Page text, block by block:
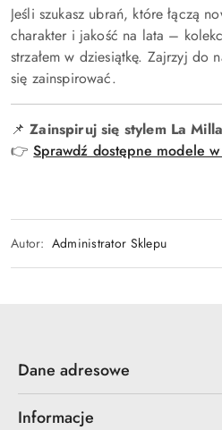
Jeśli szukasz ubrań, które łączą
charakter i jakość na lata –
strzałem w dziesiątkę. Zajrzyj do
się zainspirować.
📌Zainspiruj się stylem La
👉Sprawdź dostępne modele
Autor: Administrator Sklepu
Dane adresowe
Informacje